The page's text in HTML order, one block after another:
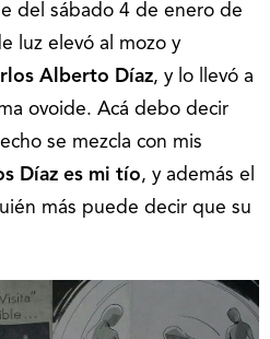
del sábado 4 de enero de
luz elevó al mozo y
Alberto Díaz, y lo llevó a
ovoide. Acá debo decir
se mezcla con mis
Díaz es mi tío, y además el
más puede decir que su